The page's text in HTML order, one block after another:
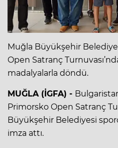
Muğla Büyükşehir
Open Satranç
madalyalarla döndü.
MUĞLA (İGFA) -
Primorsko Open Satranç
Büyükşehir Belediyesi
imza attı.